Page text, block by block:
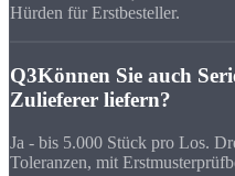
Hürden für Erstbesteller.
Q3Können Sie auch
Zulieferer liefern?
Ja - bis 5.000 Stück pro Los.
Toleranzen, mit